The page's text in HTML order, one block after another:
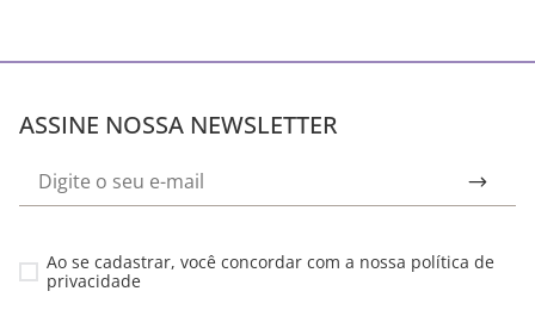
ASSINE NOSSA NEWSLETTER
Ao se cadastrar, você concordar com a nossa política de
privacidade